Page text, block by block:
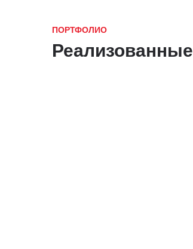
ПОРТФОЛИО
Реализованные